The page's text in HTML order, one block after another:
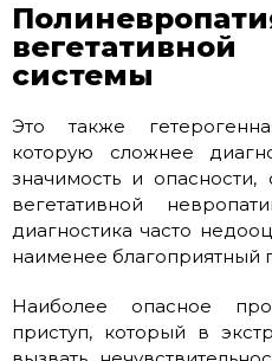
системы
Это также
которую сложнее
значимость и
вегетативной
диагностика часто
наименее благоприятный
Наиболее опасное
приступ, который в